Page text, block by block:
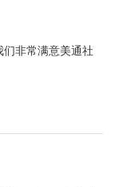
非常满意美通社